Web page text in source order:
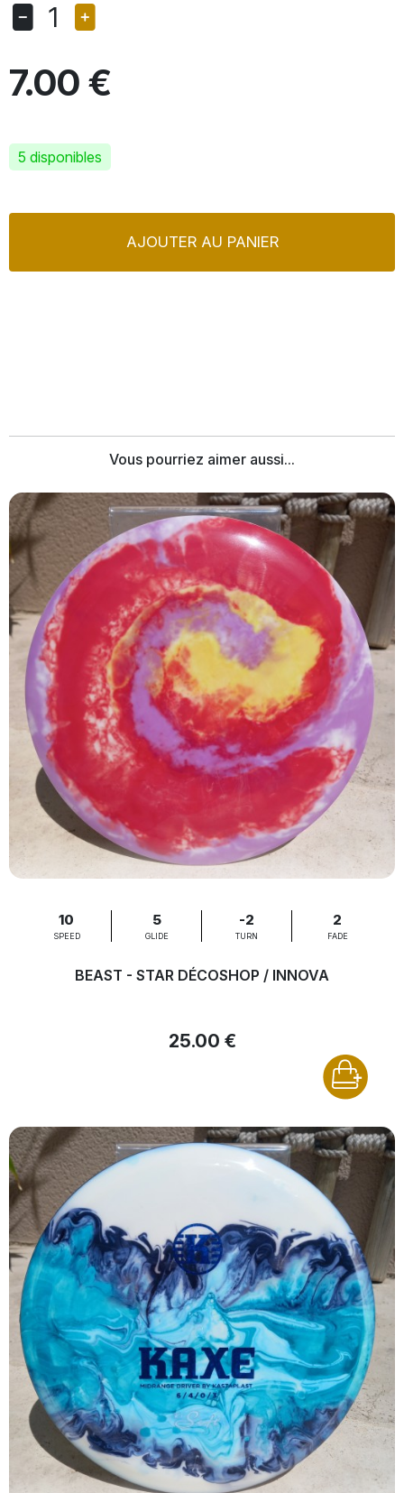
1
7.00 €
5 disponibles
AJOUTER AU PANIER
Vous pourriez aimer aussi...
10
SPEED
5
GLIDE
-2
TURN
2
FADE
BEAST - STAR DÉCOSHOP / INNOVA
25.00 €